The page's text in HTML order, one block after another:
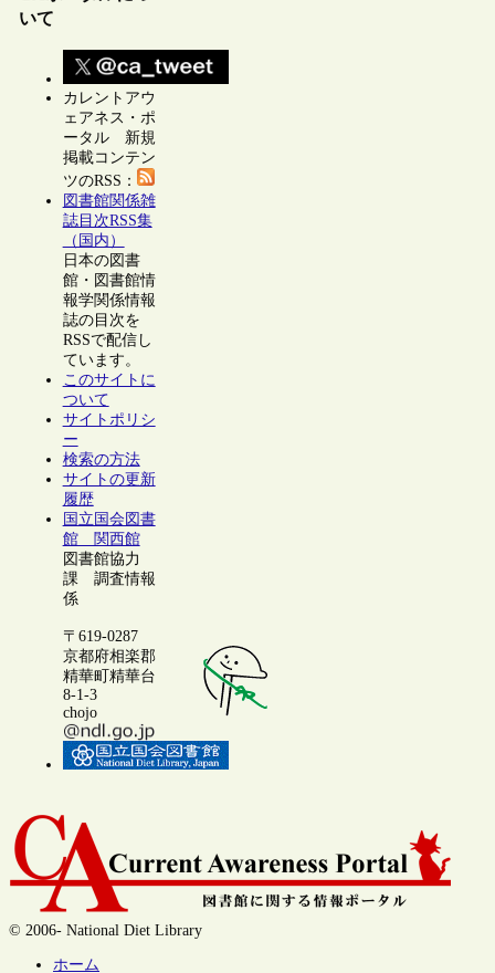
いて
カレントアウ
ェアネス・ポ
ータル 新規
掲載コンテン
ツのRSS：
図書館関係雑
誌目次RSS集
（国内）
日本の図書
館・図書館情
報学関係情報
誌の目次を
RSSで配信し
ています。
このサイトに
ついて
サイトポリシ
ー
検索の方法
サイトの更新
履歴
国立国会図書
館 関西館
図書館協力
課 調査情報
係
〒619-0287
京都府相楽郡
精華町精華台
8-1-3
chojo
© 2006- National Diet Library
ホーム